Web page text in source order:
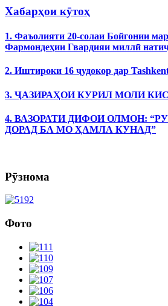
Хабарҳои кӯтоҳ
1. Фаъолияти 20-солаи Бойгонии
Фармондеҳии Гвардияи миллӣ
2. Иштироки 16 ҷудокор дар
3. ҶАЗИРАҲОИ КУРИЛ МОЛИ
4. ВАЗОРАТИ ДИФОИ ОЛМОН:
ДОРАД БА МО ҲАМЛА КУНАД”
Рӯзнома
Фото